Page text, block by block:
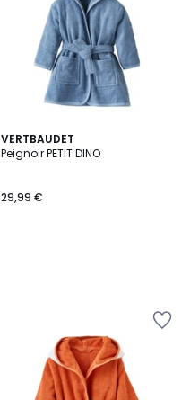
VERTBAUDET
Peignoir PETIT DINO
29,99 €